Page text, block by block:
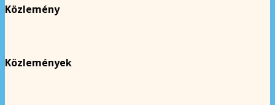
Közlemény
Közlemények